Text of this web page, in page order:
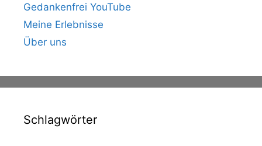
Gedankenfrei YouTube
Meine Erlebnisse
Über uns
Schlagwörter